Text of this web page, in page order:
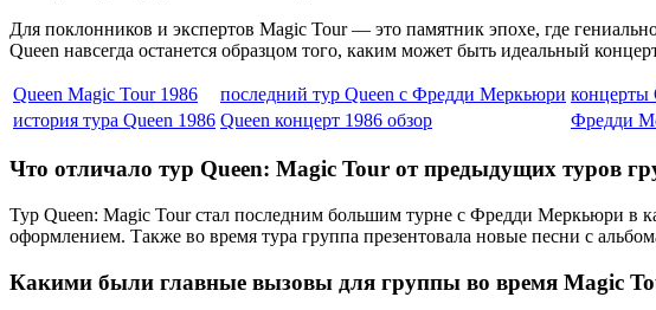
Для поклонников и экспертов Magic Tour — это памятник эпохе, где
Queen навсегда останется образцом того, каким может быть идеальный
Queen Magic Tour 1986 последний тур Queen с Фредди Меркьюри концерты
история тура Queen 1986 Queen концерт 1986 обзор Фредди
Что отличало тур Queen: Magic Tour от предыдущих туров
Тур Queen: Magic Tour стал последним большим турне с Фредди Меркьюри в
оформлением. Также во время тура группа презентовала новые песни с
Какими были главные вызовы для группы во время Magic